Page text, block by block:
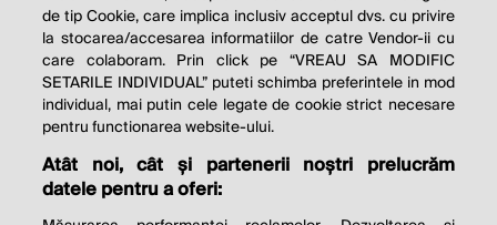
Milton Friedman
© 2026 Profit.ro. Toate drepturile rezervate.
Dezvoltat de1616.ro
Contact Publicitate
de tip Cookie, care implica inclusiv acceptul dvs. cu privire
la stocarea/accesarea informatiilor de catre Vendor-ii cu
care colaboram. Prin click pe “VREAU SA MODIFIC
SETARILE INDIVIDUAL” puteti schimba preferintele in mod
individual, mai putin cele legate de cookie strict necesare
pentru functionarea website-ului.
Atât noi, cât și partenerii noștri prelucrăm
datele pentru a oferi: